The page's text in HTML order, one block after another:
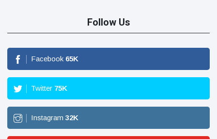
Follow Us
Facebook 65K
Twitter 75K
Instagram 32K